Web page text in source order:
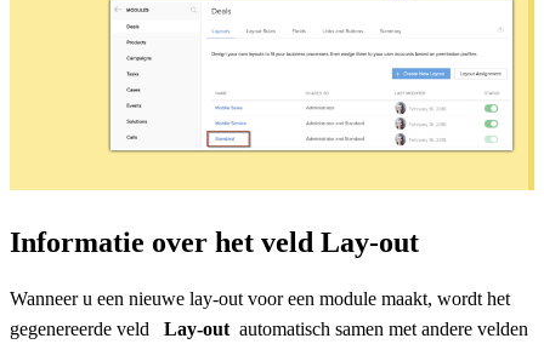
Informatie over het veld Lay-out
Wanneer u een nieuwe lay-out voor een module maakt, wordt het
gegenereerde veld Lay-out automatisch samen met andere velden